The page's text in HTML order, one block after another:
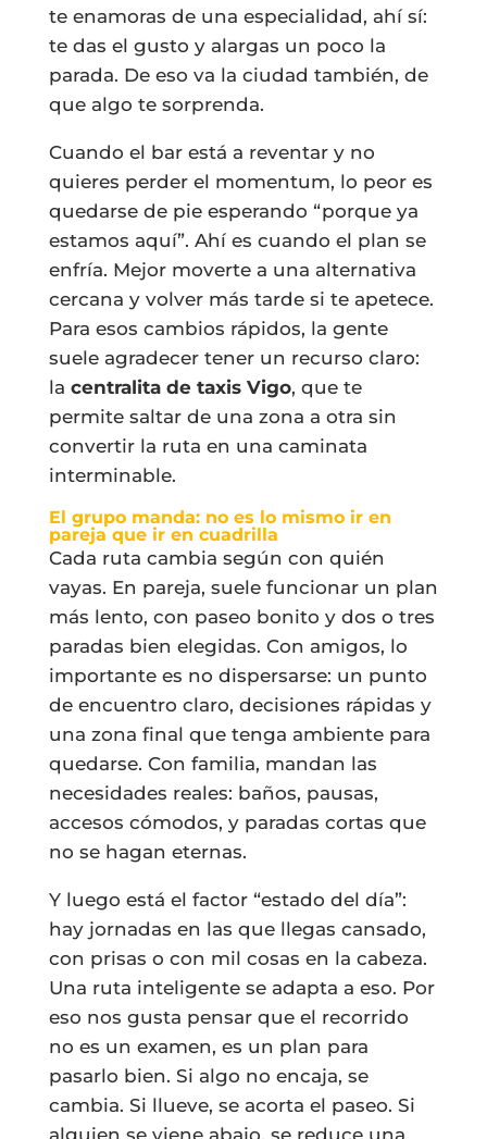
te enamoras de una especialidad, ahí sí:
te das el gusto y alargas un poco la
parada. De eso va la ciudad también, de
que algo te sorprenda.
Cuando el bar está a reventar y no
quieres perder el momentum, lo peor es
quedarse de pie esperando “porque ya
estamos aquí”. Ahí es cuando el plan se
enfría. Mejor moverte a una alternativa
cercana y volver más tarde si te apetece.
Para esos cambios rápidos, la gente
suele agradecer tener un recurso claro:
la centralita de taxis Vigo, que te
permite saltar de una zona a otra sin
convertir la ruta en una caminata
interminable.
El grupo manda: no es lo mismo ir en
pareja que ir en cuadrilla
Cada ruta cambia según con quién
vayas. En pareja, suele funcionar un plan
más lento, con paseo bonito y dos o tres
paradas bien elegidas. Con amigos, lo
importante es no dispersarse: un punto
de encuentro claro, decisiones rápidas y
una zona final que tenga ambiente para
quedarse. Con familia, mandan las
necesidades reales: baños, pausas,
accesos cómodos, y paradas cortas que
no se hagan eternas.
Y luego está el factor “estado del día”:
hay jornadas en las que llegas cansado,
con prisas o con mil cosas en la cabeza.
Una ruta inteligente se adapta a eso. Por
eso nos gusta pensar que el recorrido
no es un examen, es un plan para
pasarlo bien. Si algo no encaja, se
cambia. Si llueve, se acorta el paseo. Si